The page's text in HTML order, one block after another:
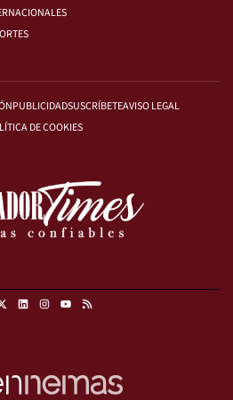
PUBLICIDADSUSCRÍBETEAVISO LEGAL
DE COOKIES
LinkedinInstagram